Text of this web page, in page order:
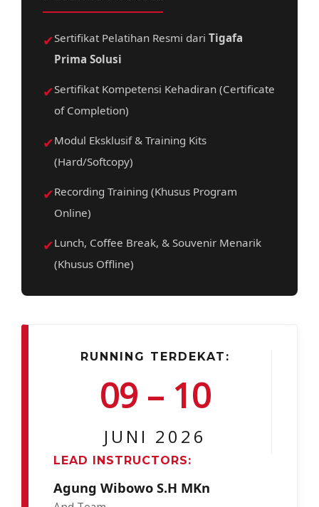
✔Sertifikat Pelatihan Resmi dari Tigafa
Prima Solusi
✔Sertifikat Kompetensi Kehadiran (Certificate
of Completion)
✔Modul Eksklusif & Training Kits
(Hard/Softcopy)
✔Recording Training (Khusus Program
Online)
✔Lunch, Coffee Break, & Souvenir Menarik
(Khusus Offline)
RUNNING TERDEKAT:
09 – 10
JUNI 2026
LEAD INSTRUCTORS:
Agung Wibowo S.H MKn